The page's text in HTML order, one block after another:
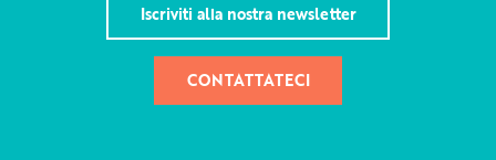
Iscriviti alla nostra newsletter
CONTATTATECI